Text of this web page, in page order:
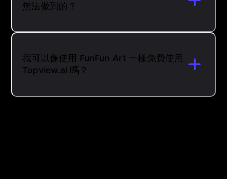
無法做到的？
我可以像使用 FunFun Art 一樣免費使用
Topview.ai 嗎？